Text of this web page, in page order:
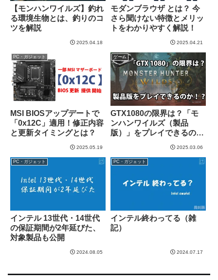
【モンハンワイルズ】釣れ
る環境生物とは、釣りのコ
ツを解説
2025.04.18
モダンブラウザ とは？ 今
さら聞けない特徴とメリッ
トをわかりやすく解説！
2025.04.21
PC・ガジェット
MSI BIOSアップデートで
「0x12C」適用！修正内容
と更新タイミングとは？
2025.05.19
ゲーム
GTX1080の限界は？「モ
ンハンワイルズ（製品
版）」をプレイできるの
2025.03.06
PC・ガジェット
インテル 13世代・14世代
の保証期間が2年延びた、
対象製品も公開
2024.08.05
PC・ガジェット
インテル終わってる（雑
記）
2024.07.17